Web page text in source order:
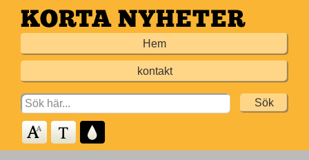
Hoppa
till
Hem
kontakt
Search
for: